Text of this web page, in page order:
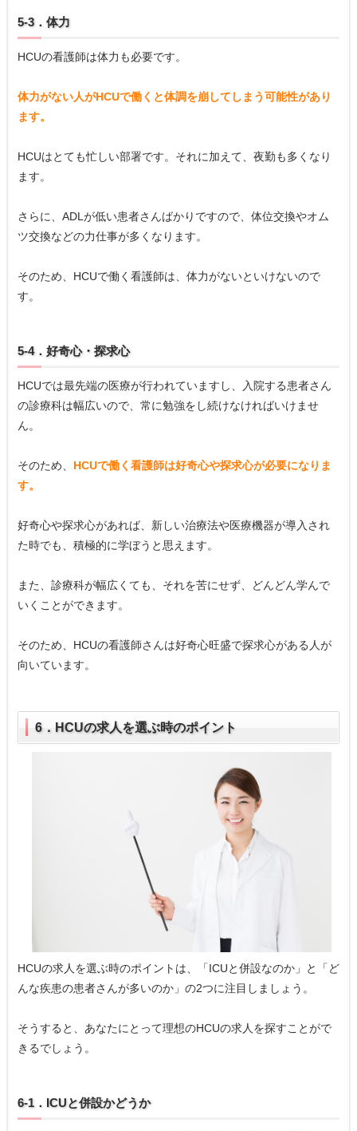
5-3．体力
HCUの看護師は体力も必要です。
体力がない人がHCUで働くと体調を崩してしまう可能性があり
ます。
HCUはとても忙しい部署です。それに加えて、夜勤も多くなり
ます。
さらに、ADLが低い患者さんばかりですので、体位交換やオム
ツ交換などの力仕事が多くなります。
そのため、HCUで働く看護師は、体力がないといけないので
す。
5-4．好奇心・探求心
HCUでは最先端の医療が行われていますし、入院する患者さん
の診療科は幅広いので、常に勉強をし続けなければいけませ
ん。
そのため、 HCUで働く看護師は好奇心や探求心が必要になりま
す。
好奇心や探求心があれば、新しい治療法や医療機器が導入され
た時でも、積極的に学ぼうと思えます。
また、診療科が幅広くても、それを苦にせず、どんどん学んで
いくことができます。
そのため、HCUの看護師さんは好奇心旺盛で探求心がある人が
向いています。
6．HCUの求人を選ぶ時のポイント
HCUの求人を選ぶ時のポイントは、「ICUと併設なのか」と「ど
んな疾患の患者さんが多いのか」の2つに注目しましょう。
そうすると、あなたにとって理想のHCUの求人を探すことがで
きるでしょう。
6-1．ICUと併設かどうか